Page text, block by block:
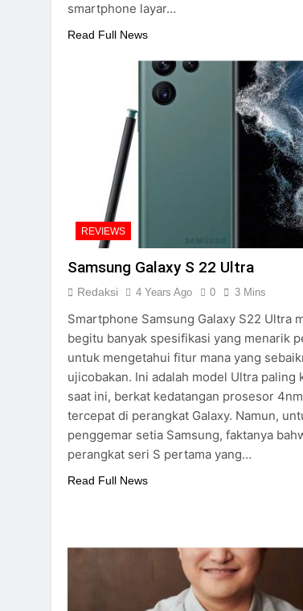
smartphone layar…
Read Full News
REVIEWS
Samsung Galaxy S 22 Ultra
Redaksi 4 Years Ago 0 3 Mins
Smartphone Samsung Galaxy S22 Ultra
begitu banyak spesifikasi yang menarik
untuk mengetahui fitur mana yang
ujicobakan. Ini adalah model Ultra paling
saat ini, berkat kedatangan prosesor
tercepat di perangkat Galaxy. Namun,
penggemar setia Samsung, faktanya
perangkat seri S pertama yang…
Read Full News